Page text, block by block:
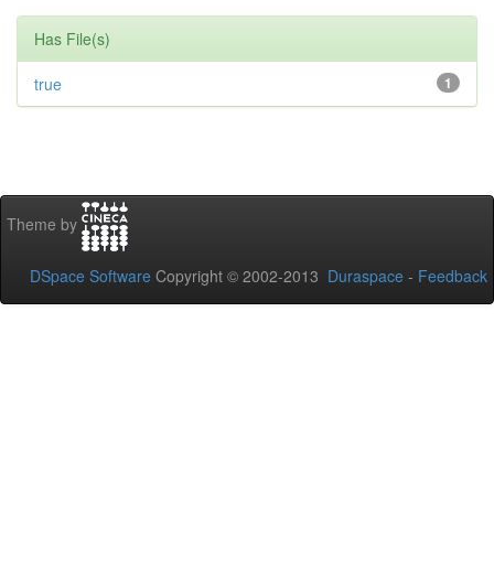
Has File(s)
1
true
Theme by
DSpace Software Copyright © 2002-2013 Duraspace - Feedback